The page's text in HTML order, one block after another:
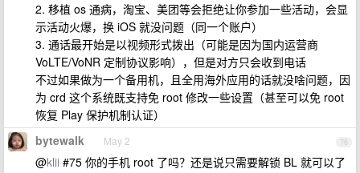
2. 移植 os 通病，淘宝、美团等会拒绝让你参加一些活动，会显
示活动火爆，换 iOS 就没问题（同一个账户）
3. 通话最开始是以视频形式拨出（可能是因为国内运营商
VoLTE/VoNR 定制协议影响），但是对方只会收到电话
不过如果做为一个备用机，且全用海外应用的话就没啥问题，因
为 crd 这个系统既支持免 root 修改一些设置（甚至可以免 root
恢复 Play 保护机制认证）
76
bytewalk May 2
@klii #75 你的手机 root 了吗？还是说只需要解锁 BL 就可以了